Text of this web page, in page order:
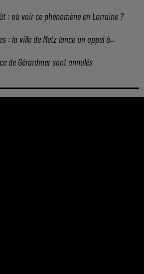
: où voir ce phénomène en Lorraine ?
: la ville de Metz lance un appel à...
de Gérardmer sont annulés